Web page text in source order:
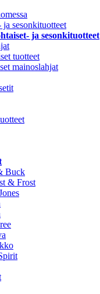
sesonkituotteet
ja sesonkituotteet
tuotteet
mainoslahjat
Buck
& Frost